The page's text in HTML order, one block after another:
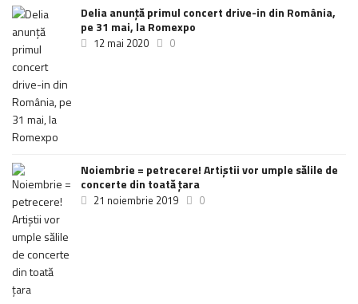
Delia anunţă primul concert drive-in din România,
pe 31 mai, la Romexpo
12 mai 2020 0
Noiembrie = petrecere! Artiștii vor umple sălile de
concerte din toată țara
21 noiembrie 2019 0